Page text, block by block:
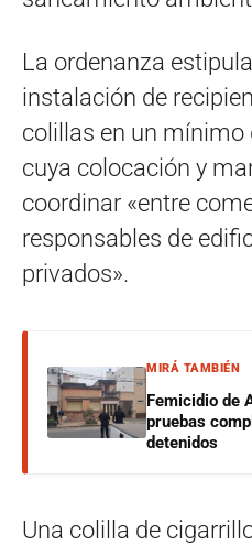
La ordenanza
instalación de
colillas en un mínimo
cuya colocación y
coordinar «entre
responsables de
privados».
MIRÁ TAMBIÉN
Femicidio de
pruebas
detenidos
Una colilla de